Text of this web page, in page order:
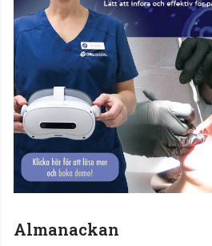
Almanackan